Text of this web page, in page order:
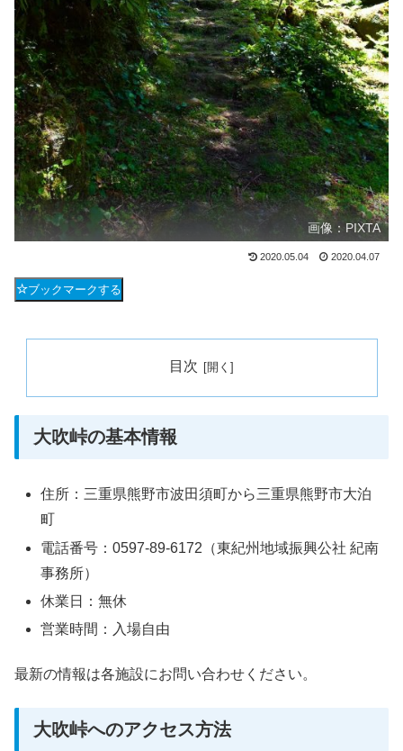
画像：PIXTA
2020.05.04 2020.04.07
ブックマークする
目次
大吹峠の基本情報
住所：三重県熊野市波田須町から三重県熊野市大泊
町
電話番号：0597-89-6172（東紀州地域振興公社 紀南
事務所）
休業日：無休
営業時間：入場自由
最新の情報は各施設にお問い合わせください。
大吹峠へのアクセス方法